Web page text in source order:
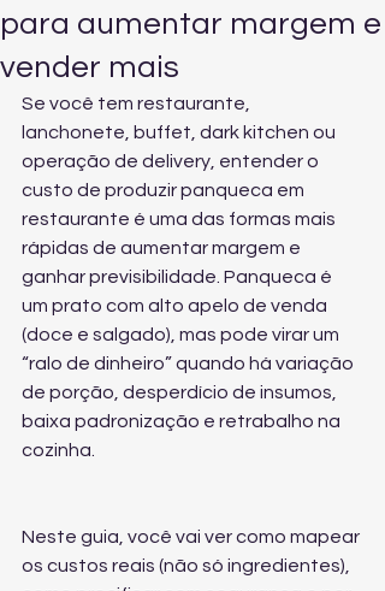
para aumentar margem e
vender mais
Se você tem restaurante,
lanchonete, buffet, dark kitchen ou
operação de delivery, entender o
custo de produzir panqueca em
restaurante é uma das formas mais
rápidas de aumentar margem e
ganhar previsibilidade. Panqueca é
um prato com alto apelo de venda
(doce e salgado), mas pode virar um
“ralo de dinheiro” quando há variação
de porção, desperdício de insumos,
baixa padronização e retrabalho na
cozinha.
Neste guia, você vai ver como mapear
os custos reais (não só ingredientes),